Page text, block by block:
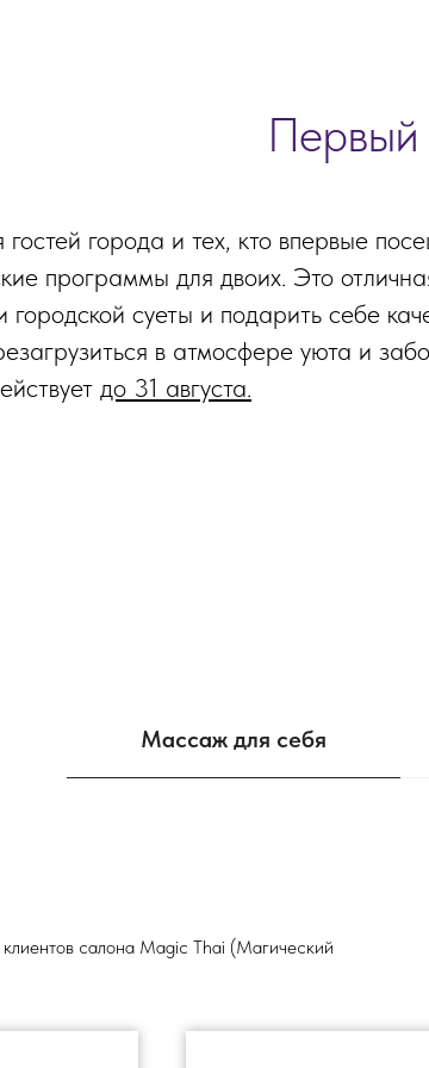
Первый
гостей города и тех, кто впервые
программы для двоих. Это
городской суеты и подарить себе
в атмосфере уюта и
до 31 августа.
Массаж для себя
салона Magic Thai (Магический